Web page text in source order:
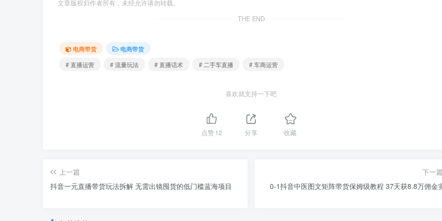
文章版权归作者所有，未经允许请勿转载。
THE END
电商带货
电商带货
# 直播运营
# 流量玩法 # 直播话术 # 二手车直播 # 车商运营
喜欢就支持一下吧
点赞12 分享 收藏
上一篇
抖音一元直播带货玩法拆解 无需出镜囤货的低门槛蓝海项目
下一
0-1抖音中医图文矩阵带货保姆级教程 37天获8.8万佣金